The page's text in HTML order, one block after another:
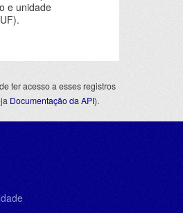
e unidade
ter acesso a esses registros
Documentação da API).